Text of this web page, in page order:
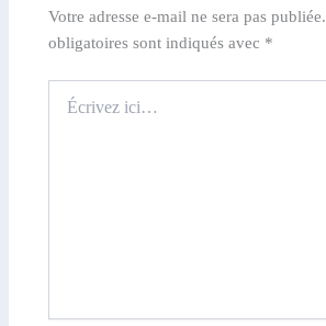
Votre adresse e-mail ne sera pas publiée.
obligatoires sont indiqués avec *
ici…